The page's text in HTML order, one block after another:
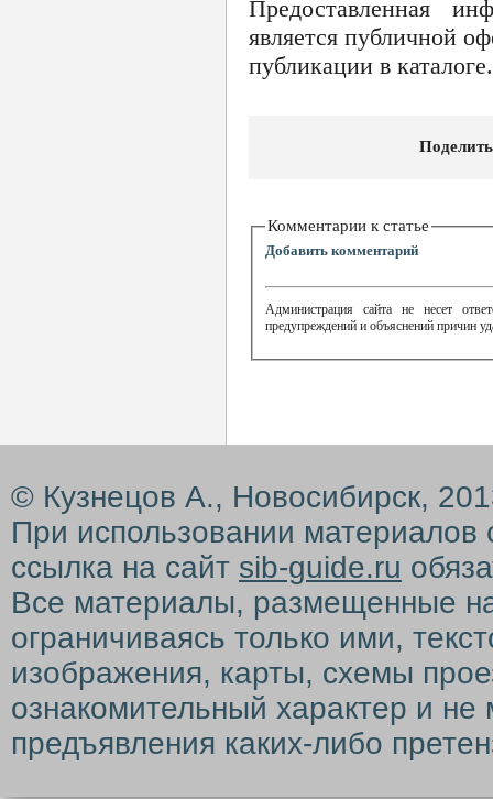
Предоставленная
является публичной
публикации в каталоге.
Комментарии к статье
Добавить комментарий
Администрация сайта не несет
предупреждений и объяснений причин
© Кузнецов А., Новосибирск,
При использовании материалов
ссылка на сайт sib-guide.ru
Все материалы, размещенные
ограничиваясь только ими,
изображения, карты, схемы
ознакомительный характер и
предъявления каких-либо